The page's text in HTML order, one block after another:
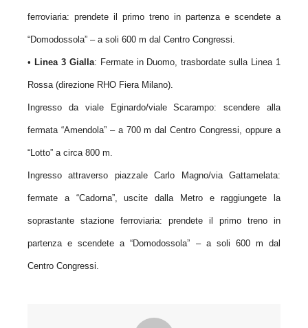
ferroviaria: prendete il primo treno in partenza e scendete a
“Domodossola” – a soli 600 m dal Centro Congressi.
• Linea 3 Gialla: Fermate in Duomo, trasbordate sulla Linea 1
Rossa (direzione RHO Fiera Milano).
Ingresso da viale Eginardo/viale Scarampo: scendere alla
fermata “Amendola” – a 700 m dal Centro Congressi, oppure a
“Lotto” a circa 800 m.
Ingresso attraverso piazzale Carlo Magno/via Gattamelata:
fermate a “Cadorna”, uscite dalla Metro e raggiungete la
soprastante stazione ferroviaria: prendete il primo treno in
partenza e scendete a “Domodossola” – a soli 600 m dal
Centro Congressi.